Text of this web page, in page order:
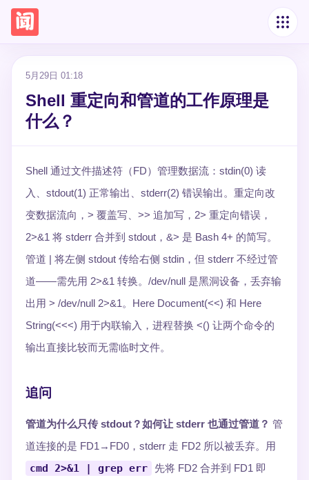
5月29日 01:18
Shell 重定向和管道的工作原理是
什么？
Shell 通过文件描述符（FD）管理数据流：stdin(0) 读
入、stdout(1) 正常输出、stderr(2) 错误输出。重定向改
变数据流向，> 覆盖写、>> 追加写，2> 重定向错误，
2>&1 将 stderr 合并到 stdout，&> 是 Bash 4+ 的简写。
管道 | 将左侧 stdout 传给右侧 stdin，但 stderr 不经过管
道——需先用 2>&1 转换。/dev/null 是黑洞设备，丢弃输
出用 > /dev/null 2>&1。Here Document(<<) 和 Here
String(<<<) 用于内联输入，进程替换 <() 让两个命令的
输出直接比较而无需临时文件。
追问
管道为什么只传 stdout？如何让 stderr 也通过管道？ 管
道连接的是 FD1→FD0，stderr 走 FD2 所以被丢弃。用
cmd 2>&1 | grep err
先将 FD2 合并到 FD1 即